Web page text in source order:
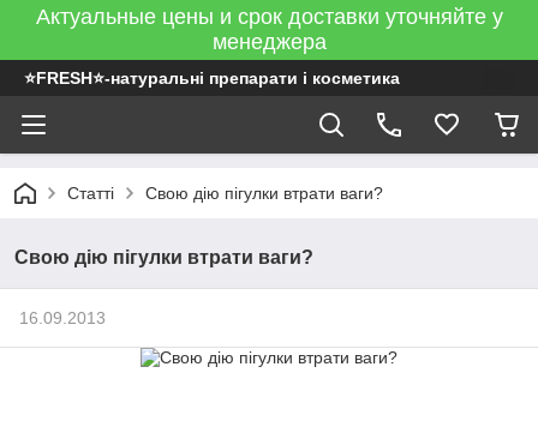
Актуальные цены и срок доставки уточняйте у
менеджера
⭐FRESH⭐-натуральні препарати і косметика
Статті Свою дію пігулки втрати ваги?
Свою дію пігулки втрати ваги?
16.09.2013